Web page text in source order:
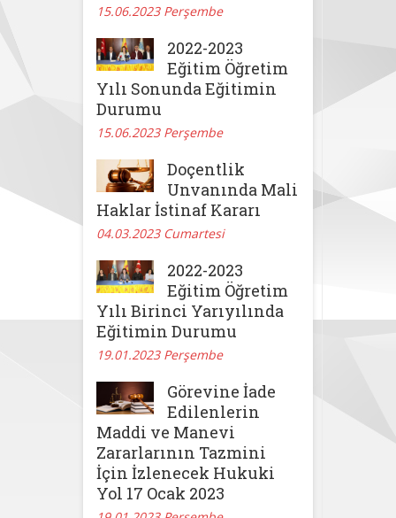
15.06.2023 Perşembe
2022-2023
Eğitim Öğretim
Yılı Sonunda Eğitimin
Durumu
15.06.2023 Perşembe
Doçentlik
Unvanında Mali
Haklar İstinaf Kararı
04.03.2023 Cumartesi
2022-2023
Eğitim Öğretim
Yılı Birinci Yarıyılında
Eğitimin Durumu
19.01.2023 Perşembe
Görevine İade
Edilenlerin
Maddi ve Manevi
Zararlarının Tazmini
İçin İzlenecek Hukuki
Yol 17 Ocak 2023